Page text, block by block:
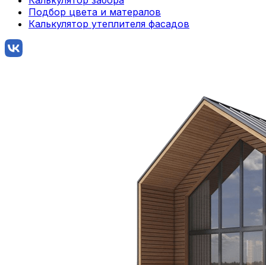
Подбор цвета и матералов
Калькулятор утеплителя фасадов